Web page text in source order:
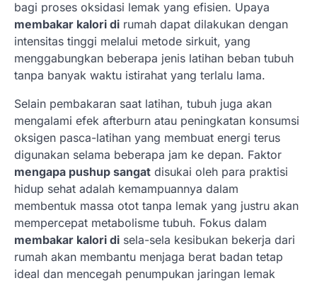
bagi proses oksidasi lemak yang efisien. Upaya
membakar kalori di rumah dapat dilakukan dengan
intensitas tinggi melalui metode sirkuit, yang
menggabungkan beberapa jenis latihan beban tubuh
tanpa banyak waktu istirahat yang terlalu lama.
Selain pembakaran saat latihan, tubuh juga akan
mengalami efek afterburn atau peningkatan konsumsi
oksigen pasca-latihan yang membuat energi terus
digunakan selama beberapa jam ke depan. Faktor
mengapa pushup sangat disukai oleh para praktisi
hidup sehat adalah kemampuannya dalam
membentuk massa otot tanpa lemak yang justru akan
mempercepat metabolisme tubuh. Fokus dalam
membakar kalori di sela-sela kesibukan bekerja dari
rumah akan membantu menjaga berat badan tetap
ideal dan mencegah penumpukan jaringan lemak